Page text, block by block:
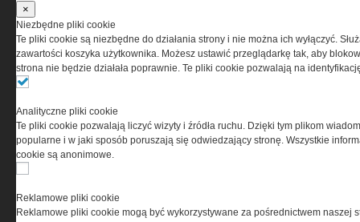
przez Grupa MEDIUM Spółka z ograniczoną
odpowiedzialnością Spółka komandytowa, nr KRS:
0000537655, NIP 1132860378, REGON 146393437
(zwana dalej Grupa MEDIUM) w postaci Regulaminu.
×
Niezbędne pliki cookie
Te pliki cookie są niezbędne do działania strony i nie można ich wyłączyć.
zawartości koszyka użytkownika. Możesz ustawić przeglądarkę tak, aby
strona nie będzie działała poprawnie. Te pliki cookie pozwalają na
Analityczne pliki cookie
Te pliki cookie pozwalają liczyć wizyty i źródła ruchu. Dzięki tym plikom
popularne i w jaki sposób poruszają się odwiedzający stronę. Wszystkie
cookie są anonimowe.
Reklamowe pliki cookie
Reklamowe pliki cookie mogą być wykorzystywane za pośrednictwem naszej